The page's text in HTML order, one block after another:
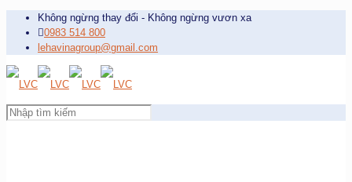
Không ngừng thay đổi - Không ngừng vươn xa
0983 514 800
lehavinagroup@gmail.com